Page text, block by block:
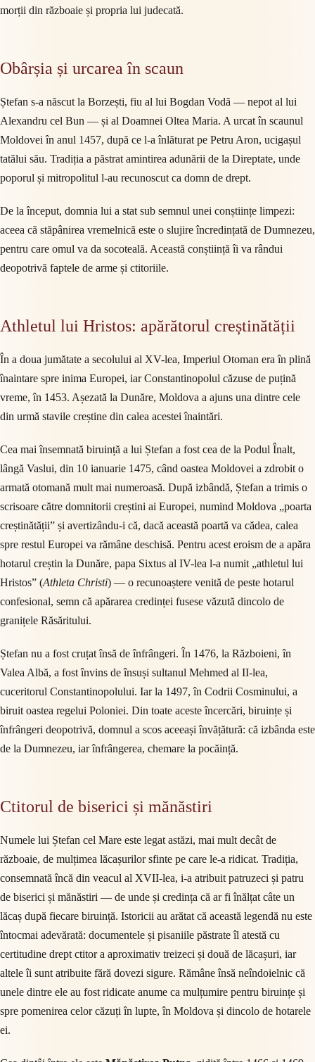
morții din războaie și propria lui judecată.
Obârșia și urcarea în scaun
Ștefan s-a născut la Borzești, fiu al lui Bogdan Vodă — nepot al lui
Alexandru cel Bun — și al Doamnei Oltea Maria. A urcat în scaunul
Moldovei în anul 1457, după ce l-a înlăturat pe Petru Aron, ucigașul
tatălui său. Tradiția a păstrat amintirea adunării de la Direptate, unde
poporul și mitropolitul l-au recunoscut ca domn de drept.
De la început, domnia lui a stat sub semnul unei conștiințe limpezi:
aceea că stăpânirea vremelnică este o slujire încredințată de Dumnezeu,
pentru care omul va da socoteală. Această conștiință îi va rândui
deopotrivă faptele de arme și ctitoriile.
Athletul lui Hristos: apărătorul creștinătății
În a doua jumătate a secolului al XV-lea, Imperiul Otoman era în plină
înaintare spre inima Europei, iar Constantinopolul căzuse de puțină
vreme, în 1453. Așezată la Dunăre, Moldova a ajuns una dintre cele
din urmă stavile creștine din calea acestei înaintări.
Cea mai însemnată biruință a lui Ștefan a fost cea de la Podul Înalt,
lângă Vaslui, din 10 ianuarie 1475, când oastea Moldovei a zdrobit o
armată otomană mult mai numeroasă. După izbândă, Ștefan a trimis o
scrisoare către domnitorii creștini ai Europei, numind Moldova „poarta
creștinătății” și avertizându-i că, dacă această poartă va cădea, calea
spre restul Europei va rămâne deschisă. Pentru acest eroism de a apăra
hotarul creștin la Dunăre, papa Sixtus al IV-lea l-a numit „athletul lui
Hristos” (Athleta Christi) — o recunoaștere venită de peste hotarul
confesional, semn că apărarea credinței fusese văzută dincolo de
granițele Răsăritului.
Ștefan nu a fost cruțat însă de înfrângeri. În 1476, la Războieni, în
Valea Albă, a fost învins de însuși sultanul Mehmed al II-lea,
cuceritorul Constantinopolului. Iar la 1497, în Codrii Cosminului, a
biruit oastea regelui Poloniei. Din toate aceste încercări, biruințe și
înfrângeri deopotrivă, domnul a scos aceeași învățătură: că izbânda este
de la Dumnezeu, iar înfrângerea, chemare la pocăință.
Ctitorul de biserici și mănăstiri
Numele lui Ștefan cel Mare este legat astăzi, mai mult decât de
războaie, de mulțimea lăcașurilor sfinte pe care le-a ridicat. Tradiția,
consemnată încă din veacul al XVII-lea, i-a atribuit patruzeci și patru
de biserici și mănăstiri — de unde și credința că ar fi înălțat câte un
lăcaș după fiecare biruință. Istoricii au arătat că această legendă nu este
întocmai adevărată: documentele și pisaniile păstrate îl atestă cu
certitudine drept ctitor a aproximativ treizeci și două de lăcașuri, iar
altele îi sunt atribuite fără dovezi sigure. Rămâne însă neîndoielnic că
unele dintre ele au fost ridicate anume ca mulțumire pentru biruințe și
spre pomenirea celor căzuți în lupte, în Moldova și dincolo de hotarele
ei.